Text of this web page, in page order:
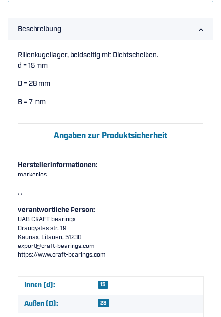
Beschreibung
Rillenkugellager, beidseitig mit Dichtscheiben.
d = 15 mm
D = 28 mm
B = 7 mm
Angaben zur Produktsicherheit
Herstellerinformationen:
markenlos
, ,
verantwortliche Person:
UAB CRAFT bearings
Draugystes str. 19
Kaunas, Litauen, 51230
export@craft-bearings.com
https://www.craft-bearings.com
Produkteigenschaft
Wert
Innen (d): 15
Außen (D): 28